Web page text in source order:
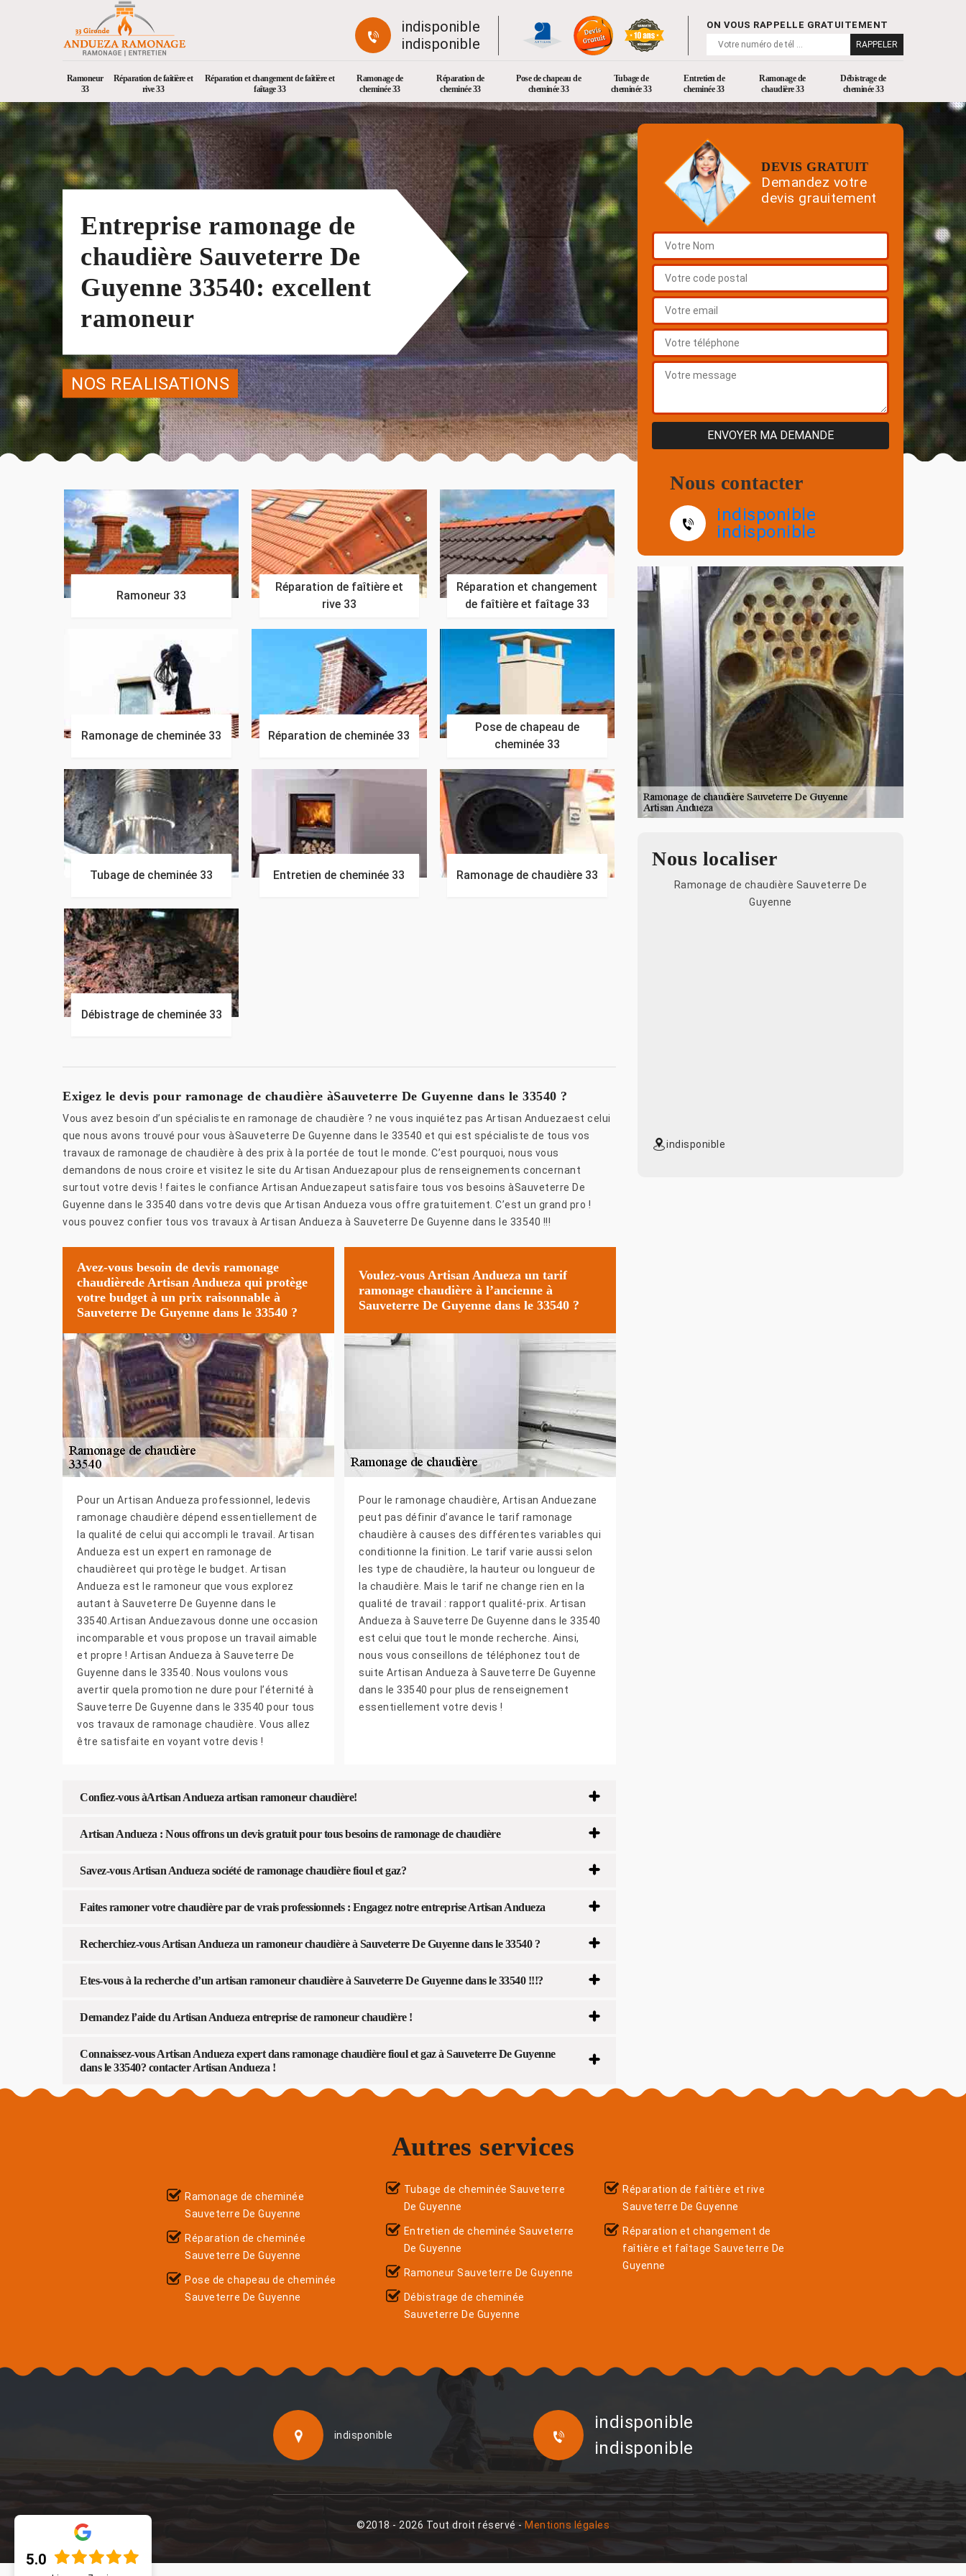
indisponible
indisponible
ON VOUS RAPPELLE GRATUITEMENT
Ramoneur
33
Réparation de faîtière et
rive 33
Réparation et changement de faîtière et
faîtage 33
Ramonage de
cheminée 33
Réparation de
cheminée 33
Pose de chapeau de
cheminée 33
Tubage de
cheminée 33
Entretien de
cheminée 33
Ramonage de
chaudière 33
Débistrage de
cheminée 33
Entreprise ramonage de
chaudière Sauveterre De
Guyenne 33540: excellent
ramoneur
NOS REALISATIONS
Ramoneur 33
Réparation de faîtière et
rive 33
Réparation et changement
de faîtière et faîtage 33
Ramonage de cheminée 33 Réparation de cheminée 33
Pose de chapeau de
cheminée 33
Tubage de cheminée 33 Entretien de cheminée 33 Ramonage de chaudière 33
Débistrage de cheminée 33
Exigez le devis pour ramonage de chaudière àSauveterre De Guyenne dans le 33540 ?
Vous avez besoin d’un spécialiste en ramonage de chaudière ? ne vous inquiétez pas Artisan Anduezaest celui
que nous avons trouvé pour vous àSauveterre De Guyenne dans le 33540 et qui est spécialiste de tous vos
travaux de ramonage de chaudière à des prix à la portée de tout le monde. C’est pourquoi, nous vous
demandons de nous croire et visitez le site du Artisan Anduezapour plus de renseignements concernant
surtout votre devis ! faites le confiance Artisan Anduezapeut satisfaire tous vos besoins àSauveterre De
Guyenne dans le 33540 dans votre devis que Artisan Andueza vous offre gratuitement. C’est un grand pro !
vous pouvez confier tous vos travaux à Artisan Andueza à Sauveterre De Guyenne dans le 33540 !!!
Avez-vous besoin de devis ramonage
chaudièrede Artisan Andueza qui protège
votre budget à un prix raisonnable à
Sauveterre De Guyenne dans le 33540 ?
Pour un Artisan Andueza professionnel, ledevis
ramonage chaudière dépend essentiellement de
la qualité de celui qui accompli le travail. Artisan
Andueza est un expert en ramonage de
chaudièreet qui protège le budget. Artisan
Andueza est le ramoneur que vous explorez
autant à Sauveterre De Guyenne dans le
33540.Artisan Anduezavous donne une occasion
incomparable et vous propose un travail aimable
et propre ! Artisan Andueza à Sauveterre De
Guyenne dans le 33540. Nous voulons vous
avertir quela promotion ne dure pour l’éternité à
Sauveterre De Guyenne dans le 33540 pour tous
vos travaux de ramonage chaudière. Vous allez
être satisfaite en voyant votre devis !
Voulez-vous Artisan Andueza un tarif
ramonage chaudière à l’ancienne à
Sauveterre De Guyenne dans le 33540 ?
Pour le ramonage chaudière, Artisan Anduezane
peut pas définir d’avance le tarif ramonage
chaudière à causes des différentes variables qui
conditionne la finition. Le tarif varie aussi selon
les type de chaudière, la hauteur ou longueur de
la chaudière. Mais le tarif ne change rien en la
qualité de travail : rapport qualité-prix. Artisan
Andueza à Sauveterre De Guyenne dans le 33540
est celui que tout le monde recherche. Ainsi,
nous vous conseillons de téléphonez tout de
suite Artisan Andueza à Sauveterre De Guyenne
dans le 33540 pour plus de renseignement
essentiellement votre devis !
Confiez-vous àArtisan Andueza artisan ramoneur chaudière!
Artisan Andueza : Nous offrons un devis gratuit pour tous besoins de ramonage de chaudière
Savez-vous Artisan Andueza société de ramonage chaudière fioul et gaz?
Faites ramoner votre chaudière par de vrais professionnels : Engagez notre entreprise Artisan Andueza
Recherchiez-vous Artisan Andueza un ramoneur chaudière à Sauveterre De Guyenne dans le 33540 ?
Etes-vous à la recherche d’un artisan ramoneur chaudière à Sauveterre De Guyenne dans le 33540 !!!?
Demandez l’aide du Artisan Andueza entreprise de ramoneur chaudière !
Connaissez-vous Artisan Andueza expert dans ramonage chaudière fioul et gaz à Sauveterre De Guyenne
dans le 33540? contacter Artisan Andueza !
DEVIS GRATUIT
Demandez votre
devis grauitement
Nous contacter
indisponible
indisponible
Nous localiser
Ramonage de chaudière Sauveterre De
Guyenne
indisponible
Autres services
Ramonage de cheminée
Sauveterre De Guyenne
Réparation de cheminée
Sauveterre De Guyenne
Pose de chapeau de cheminée
Sauveterre De Guyenne
Tubage de cheminée Sauveterre
De Guyenne
Entretien de cheminée Sauveterre
De Guyenne
Ramoneur Sauveterre De Guyenne
Débistrage de cheminée
Sauveterre De Guyenne
Réparation de faîtière et rive
Sauveterre De Guyenne
Réparation et changement de
faîtière et faîtage Sauveterre De
Guyenne
indisponible
indisponible
indisponible
©2018 - 2026 Tout droit réservé - Mentions légales
5.0